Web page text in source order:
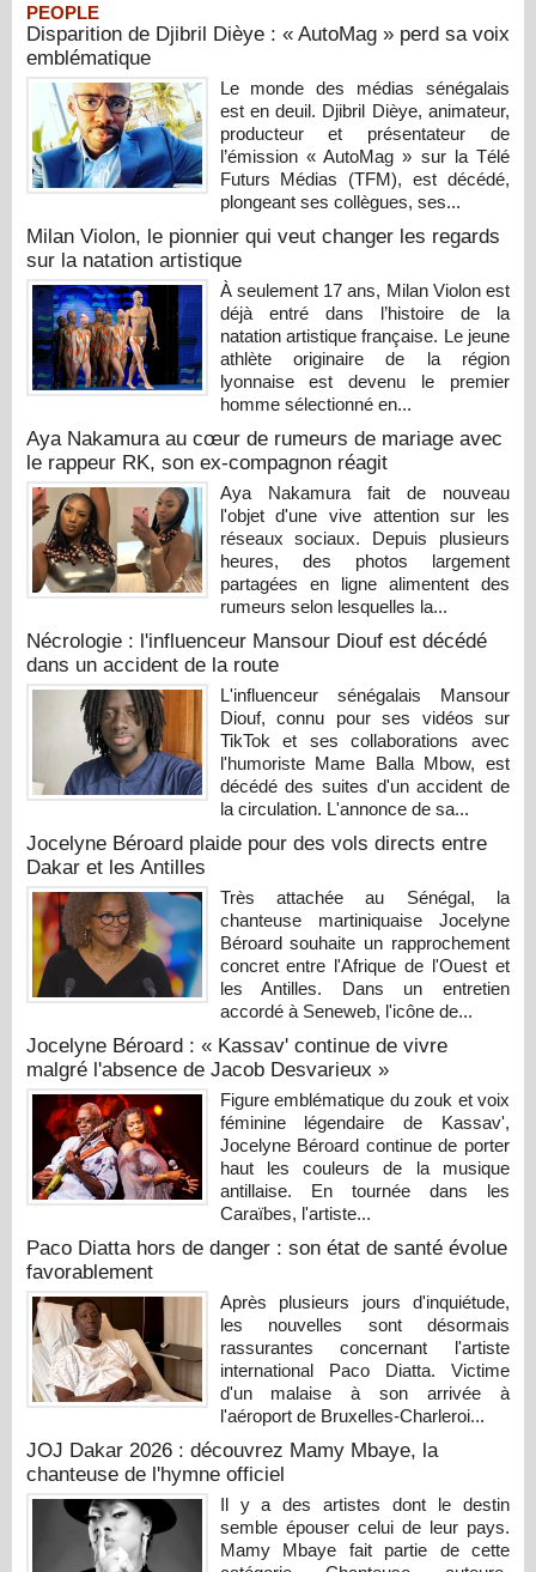
PEOPLE
Disparition de Djibril Dièye : « AutoMag » perd sa voix
emblématique
Le monde des médias sénégalais
est en deuil. Djibril Dièye, animateur,
producteur et présentateur de
l’émission « AutoMag » sur la Télé
Futurs Médias (TFM), est décédé,
plongeant ses collègues, ses...
Milan Violon, le pionnier qui veut changer les regards
sur la natation artistique
À seulement 17 ans, Milan Violon est
déjà entré dans l’histoire de la
natation artistique française. Le jeune
athlète originaire de la région
lyonnaise est devenu le premier
homme sélectionné en...
Aya Nakamura au cœur de rumeurs de mariage avec
le rappeur RK, son ex-compagnon réagit
Aya Nakamura fait de nouveau
l'objet d'une vive attention sur les
réseaux sociaux. Depuis plusieurs
heures, des photos largement
partagées en ligne alimentent des
rumeurs selon lesquelles la...
Nécrologie : l'influenceur Mansour Diouf est décédé
dans un accident de la route
L'influenceur sénégalais Mansour
Diouf, connu pour ses vidéos sur
TikTok et ses collaborations avec
l'humoriste Mame Balla Mbow, est
décédé des suites d'un accident de
la circulation. L'annonce de sa...
Jocelyne Béroard plaide pour des vols directs entre
Dakar et les Antilles
Très attachée au Sénégal, la
chanteuse martiniquaise Jocelyne
Béroard souhaite un rapprochement
concret entre l'Afrique de l'Ouest et
les Antilles. Dans un entretien
accordé à Seneweb, l'icône de...
Jocelyne Béroard : « Kassav' continue de vivre
malgré l'absence de Jacob Desvarieux »
Figure emblématique du zouk et voix
féminine légendaire de Kassav',
Jocelyne Béroard continue de porter
haut les couleurs de la musique
antillaise. En tournée dans les
Caraïbes, l'artiste...
Paco Diatta hors de danger : son état de santé évolue
favorablement
Après plusieurs jours d'inquiétude,
les nouvelles sont désormais
rassurantes concernant l'artiste
international Paco Diatta. Victime
d'un malaise à son arrivée à
l'aéroport de Bruxelles-Charleroi...
JOJ Dakar 2026 : découvrez Mamy Mbaye, la
chanteuse de l'hymne officiel
Il y a des artistes dont le destin
semble épouser celui de leur pays.
Mamy Mbaye fait partie de cette